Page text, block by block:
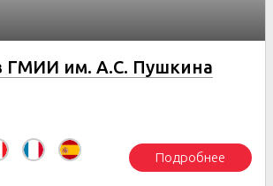
ГМИИ им. А.С. Пушкина
Подробнее